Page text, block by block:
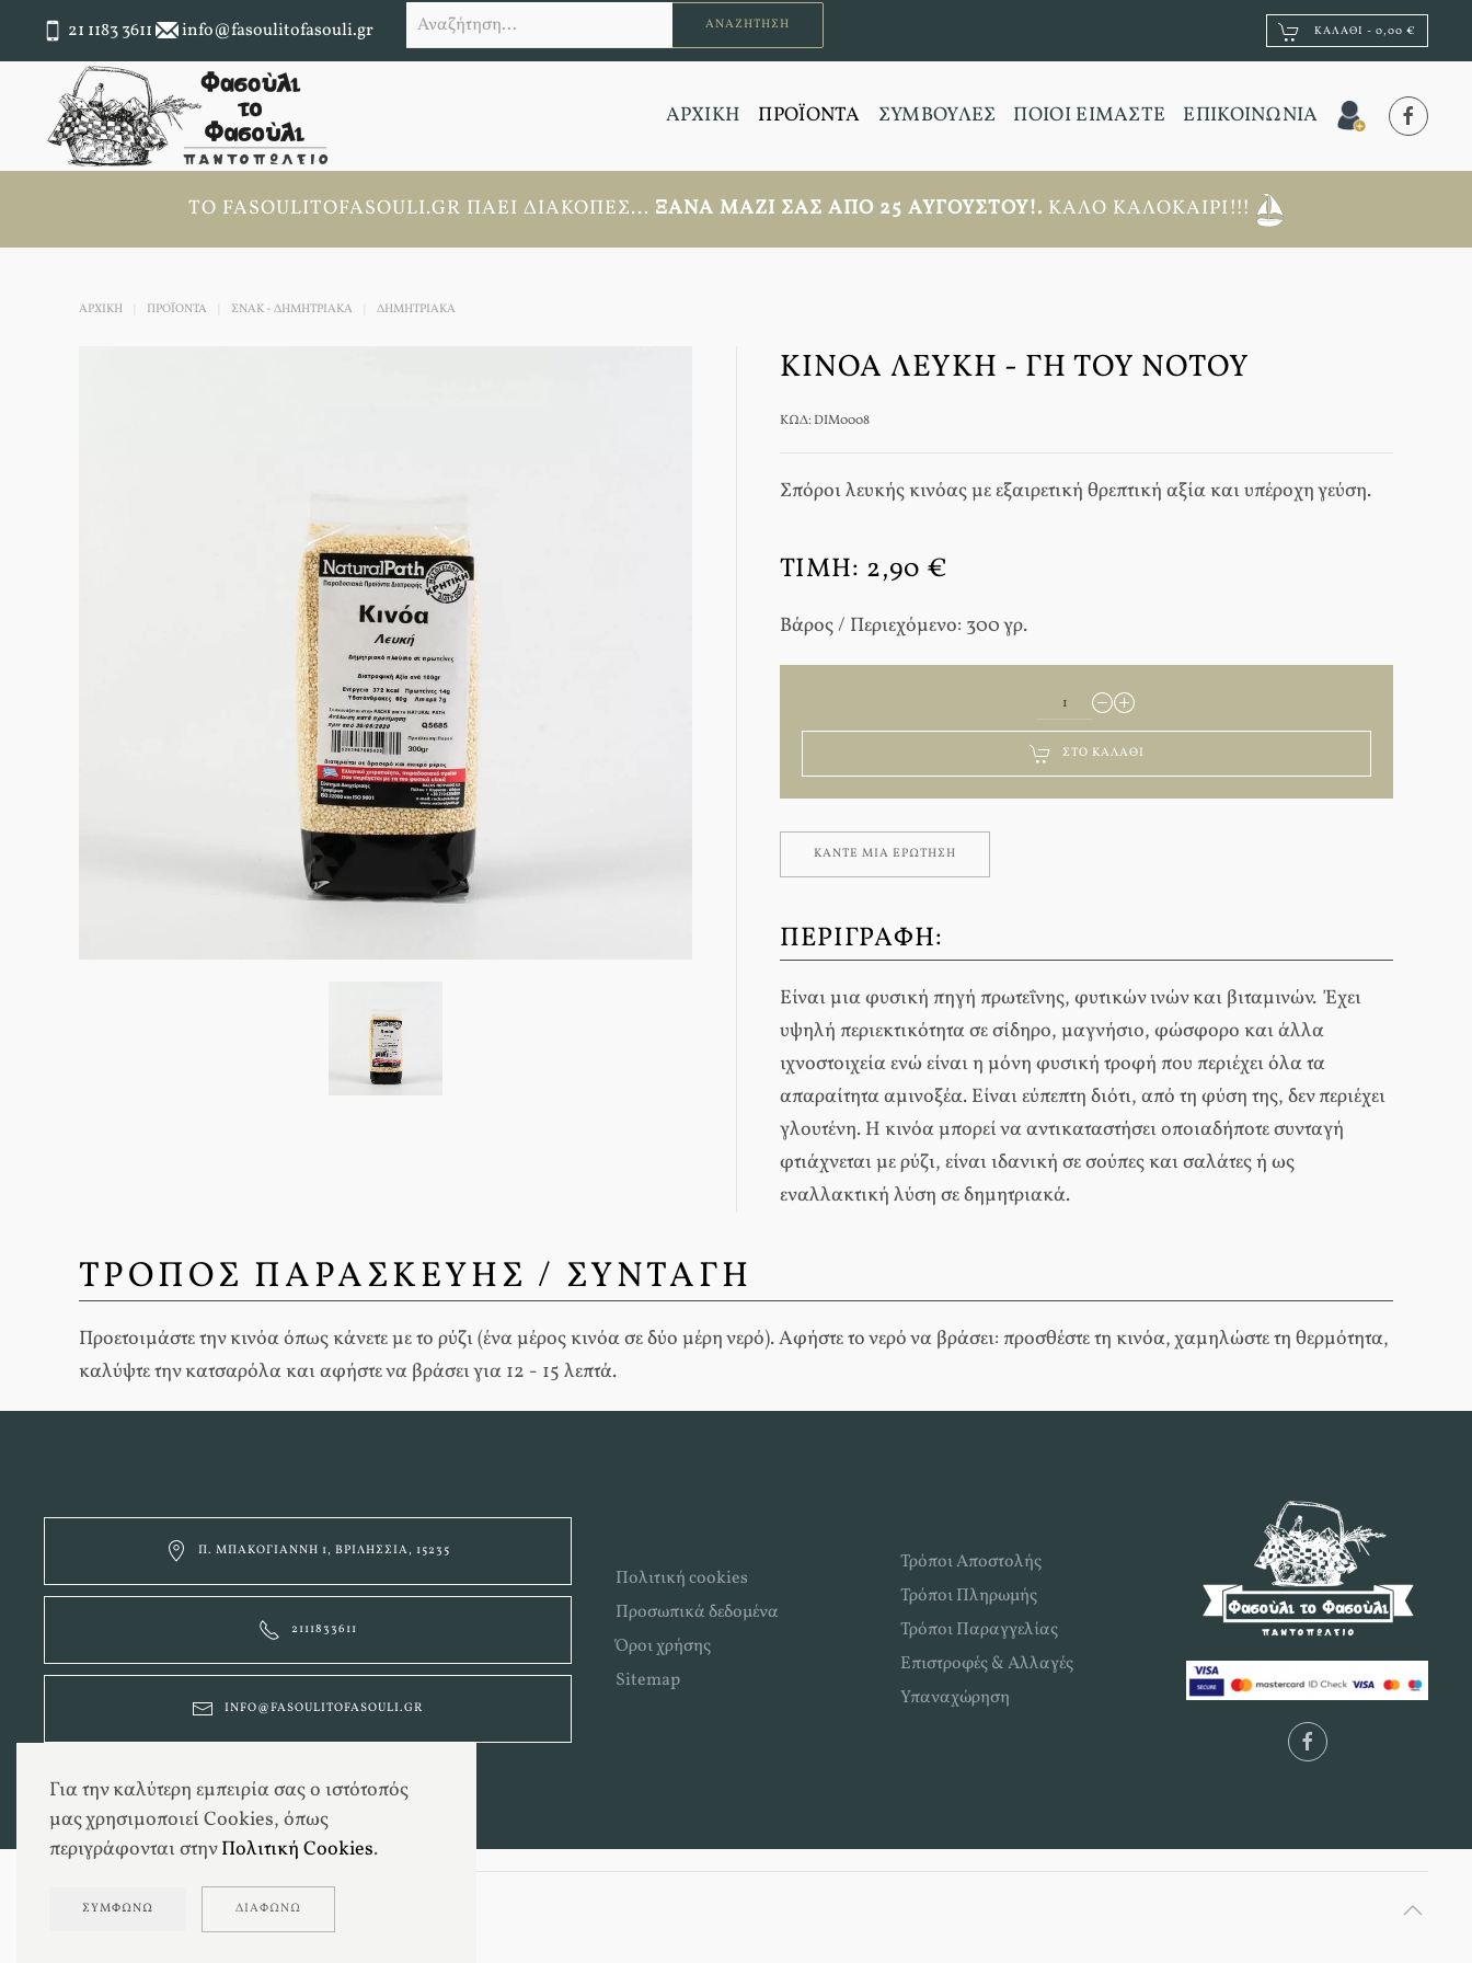
21 1183 3611 info@fasoulitofasouli.gr ΑΝΑΖΉΤΗΣΗ ΚΑΛΆΘΙ - 0,00 €
ΑΡΧΙΚΗ ΠΡΟΪΟΝΤΑ ΣΥΜΒΟΥΛΕΣ ΠΟΙΟΙ ΕΙΜΑΣΤΕ ΕΠΙΚΟΙΝΩΝΙΑ
ΤΟ FASOULITOFASOULI.GR ΠΆΕΙ ΔΙΑΚΟΠΈΣ... ΞΑΝΆ ΜΑΖΊ ΣΑΣ ΑΠΟ 25 ΑΥΓΟΎΣΤΟΥ!. ΚΑΛΌ ΚΑΛΟΚΑΊΡΙ!!!
ΑΡΧΙΚΉ ΠΡΟΪΟΝΤΑ ΣΝΑΚ - ΔΗΜΗΤΡΙΑΚΑ ΔΗΜΗΤΡΙΑΚΆ
ΚΙΝΌΑ ΛΕΥΚΉ - ΓΗ ΤΟΥ ΝΌΤΟΥ
ΚΩΔ: DIM0008
Σπόροι λευκής κινόας με εξαιρετική θρεπτική αξία και υπέροχη γεύση.
ΤΙΜΉ: 2,90 €
Βάρος / Περιεχόμενο: 300 γρ.
ΣΤΟ ΚΑΛΆΘΙ
ΚΆΝΤΕ ΜΊΑ ΕΡΏΤΗΣΗ
ΠΕΡΙΓΡΑΦΉ:
Είναι μια φυσική πηγή πρωτεΐνης, φυτικών ινών και βιταμινών. Έχει
υψηλή περιεκτικότητα σε σίδηρο, μαγνήσιο, φώσφορο και άλλα
ιχνοστοιχεία ενώ είναι η μόνη φυσική τροφή που περιέχει όλα τα
απαραίτητα αμινοξέα. Είναι εύπεπτη διότι, από τη φύση της, δεν περιέχει
γλουτένη. Η κινόα μπορεί να αντικαταστήσει οποιαδήποτε συνταγή
φτιάχνεται με ρύζι, είναι ιδανική σε σούπες και σαλάτες ή ως
εναλλακτική λύση σε δημητριακά.
ΤΡΟΠΟΣ ΠΑΡΑΣΚΕΥΗΣ / ΣΥΝΤΑΓΗ
Προετοιμάστε την κινόα όπως κάνετε με το ρύζι (ένα μέρος κινόα σε δύο μέρη νερό). Αφήστε το νερό να βράσει: προσθέστε τη κινόα, χαμηλώστε τη θερμότητα,
καλύψτε την κατσαρόλα και αφήστε να βράσει για 12 - 15 λεπτά.
Π. ΜΠΑΚΟΓΙΆΝΝΗ 1, ΒΡΙΛΉΣΣΙΑ, 15235
2111833611
INFO@FASOULITOFASOULI.GR
Πολιτική cookies
Προσωπικά δεδομένα
Όροι χρήσης
Sitemap
Τρόποι Αποστολής
Τρόποι Πληρωμής
Τρόποι Παραγγελίας
Επιστροφές & Αλλαγές
Υπαναχώρηση
Για την καλύτερη εμπειρία σας ο ιστότοπός
μας χρησιμοποιεί Cookies, όπως
περιγράφονται στηνΠολιτική Cookies.
ΣΥΜΦΩΝΏ ΔΙΑΦΩΝΏ